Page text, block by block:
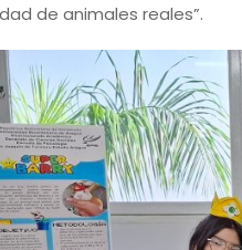
de animales reales”.